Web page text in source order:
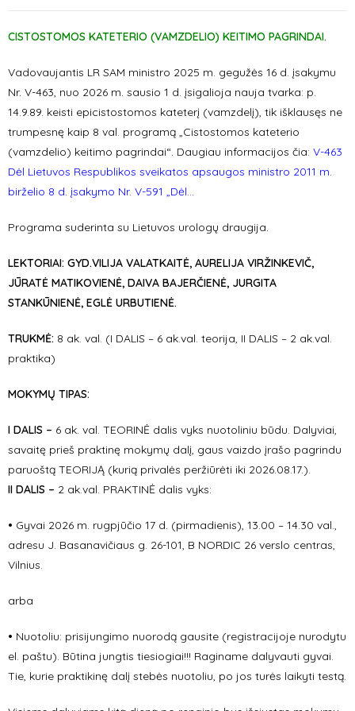
CISTOSTOMOS KATETERIO (VAMZDELIO) KEITIMO PAGRINDAI.
Vadovaujantis LR SAM ministro 2025 m. gegužės 16 d. įsakymu
Nr. V-463, nuo 2026 m. sausio 1 d. įsigalioja nauja tvarka: p.
14.9.89. keisti epicistostomos kateterį (vamzdelį), tik išklausęs ne
trumpesnę kaip 8 val. programą „Cistostomos kateterio
(vamzdelio) keitimo pagrindai“. Daugiau informacijos čia: V-463
Dėl Lietuvos Respublikos sveikatos apsaugos ministro 2011 m.
birželio 8 d. įsakymo Nr. V-591 „Dėl…
Programa suderinta su Lietuvos urologų draugija.
LEKTORIAI: GYD.VILIJA VALATKAITĖ, AURELIJA VIRŽINKEVIČ,
JŪRATĖ MATIKOVIENĖ, DAIVA BAJERČIENĖ, JURGITA
STANKŪNIENĖ, EGLĖ URBUTIENĖ.
TRUKMĖ: 8 ak. val. (I DALIS – 6 ak.val. teorija, II DALIS – 2 ak.val.
praktika)
MOKYMŲ TIPAS:
I DALIS – 6 ak. val. TEORINĖ dalis vyks nuotoliniu būdu. Dalyviai,
savaitę prieš praktinę mokymų dalį, gaus vaizdo įrašo pagrindu
paruoštą TEORIJĄ (kurią privalės peržiūrėti iki 2026.08.17.).
II DALIS – 2 ak.val. PRAKTINĖ dalis vyks:
• Gyvai 2026 m. rugpjūčio 17 d. (pirmadienis), 13.00 – 14.30 val.,
adresu J. Basanavičiaus g. 26-101, B NORDIC 26 verslo centras,
Vilnius.
arba
• Nuotoliu: prisijungimo nuorodą gausite (registracijoje nurodytu
el. paštu). Būtina jungtis tiesiogiai!!! Raginame dalyvauti gyvai.
Tie, kurie praktikinę dalį stebės nuotoliu, po jos turės laikyti testą.